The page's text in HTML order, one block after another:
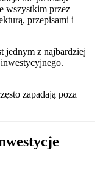
wszystkim przez
przepisami i
jednym z najbardziej
zapadają poza